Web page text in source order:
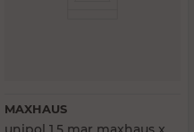
MAXHAUS